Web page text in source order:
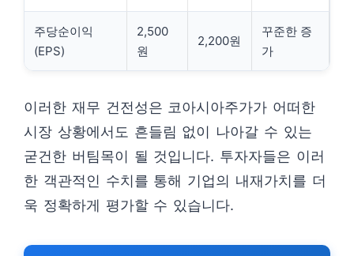
주당순이익
(EPS)
2,500
원
2,200원
꾸준한 증
가
이러한 재무 건전성은 코아시아주가가 어떠한
시장 상황에서도 흔들림 없이 나아갈 수 있는
굳건한 버팀목이 될 것입니다. 투자자들은 이러
한 객관적인 수치를 통해 기업의 내재가치를 더
욱 정확하게 평가할 수 있습니다.